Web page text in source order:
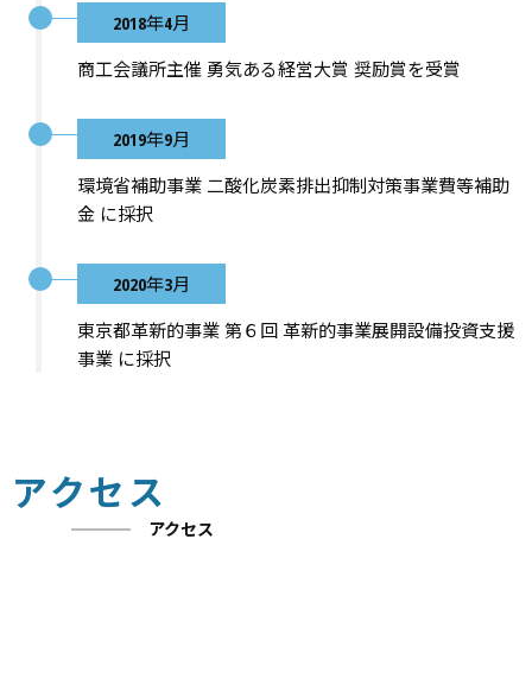
2018年4月
商工会議所主催 勇気ある経営大賞 奨励賞を受賞
2019年9月
環境省補助事業 二酸化炭素排出抑制対策事業費等補助
金 に採択
2020年3月
東京都革新的事業 第６回 革新的事業展開設備投資支援
事業 に採択
アクセス
アクセス